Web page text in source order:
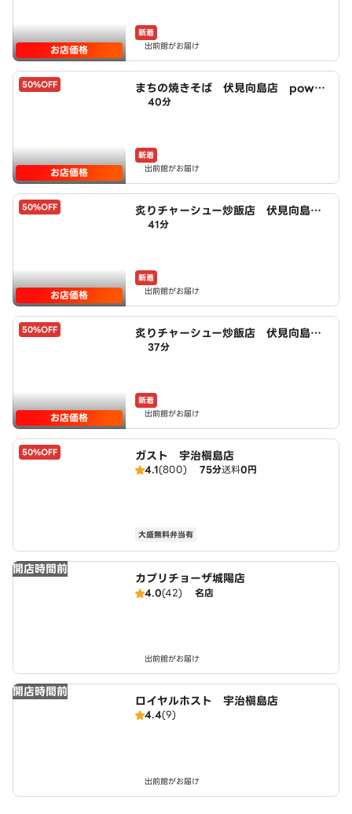
お店価格
新着
出前館がお届け
50%OFF
お店価格
まちの焼きそば 伏見向島店 power
ed by LAWSON
40分
新着
出前館がお届け
50%OFF
お店価格
炙りチャーシュー炒飯店 伏見向島
店 powered by LAWSON
41分
新着
出前館がお届け
50%OFF
お店価格
炙りチャーシュー炒飯店 伏見向島鷹
場町店 powered by LAWSON
37分
新着
出前館がお届け
50%OFF ガスト 宇治槇島店
4.1(800) 75分送料0円
大盛無料弁当有
開店時間前
カプリチョーザ城陽店
4.0(42) 名店
出前館がお届け
開店時間前
ロイヤルホスト 宇治槇島店
4.4(9)
出前館がお届け